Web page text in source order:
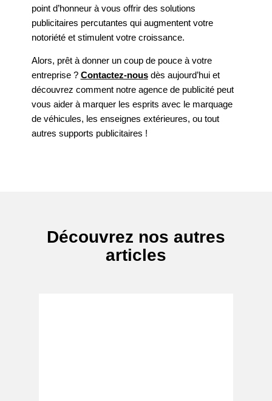
point d’honneur à vous offrir des solutions
publicitaires percutantes qui augmentent votre
notoriété et stimulent votre croissance.
Alors, prêt à donner un coup de pouce à votre
entreprise ? Contactez-nousdès aujourd’hui et
découvrez comment notre agence de publicité peut
vous aider à marquer les esprits avec le marquage
de véhicules, les enseignes extérieures, ou tout
autres supports publicitaires !
Découvrez nos autres
articles